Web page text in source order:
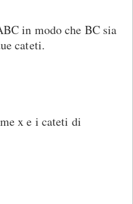
in modo che BC sia
cateti.
x e i cateti di